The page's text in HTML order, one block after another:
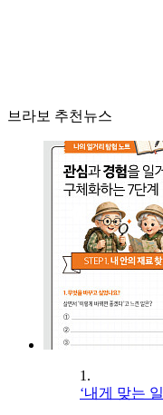
브라보 추천뉴스
1.
‘내게 맞는